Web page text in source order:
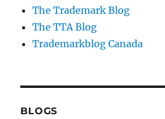
The Trademark Blog
The TTA Blog
Trademarkblog Canada
BLOGS